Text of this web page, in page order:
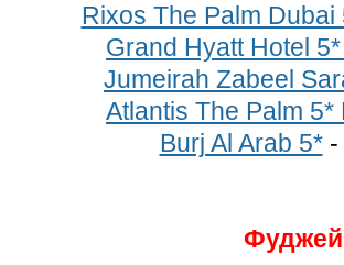
Rixos The Palm Dubai
Grand Hyatt Hotel
Jumeirah Zabeel
Atlantis The Palm
Burj Al Arab 5*-